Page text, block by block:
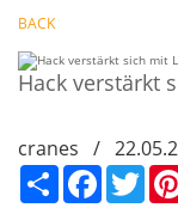
BACK
Hack verstärkt
cranes /
СподелиFacebook